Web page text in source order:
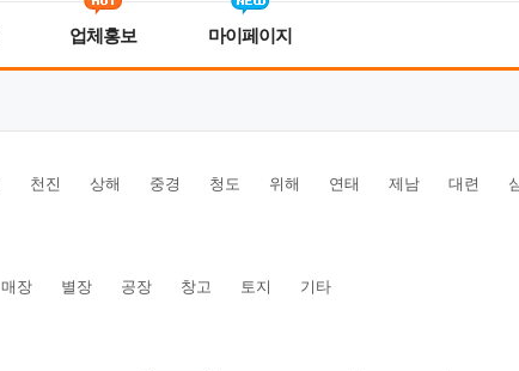
업체홍보 마이페이지
천진 상해 중경 청도 위해 연태 제남 대련
매장 별장 공장 창고 토지 기타